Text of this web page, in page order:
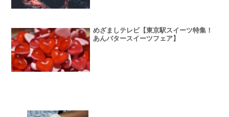
めざましテレビ【東京駅スイーツ特集！
あんバタースイーツフェア】